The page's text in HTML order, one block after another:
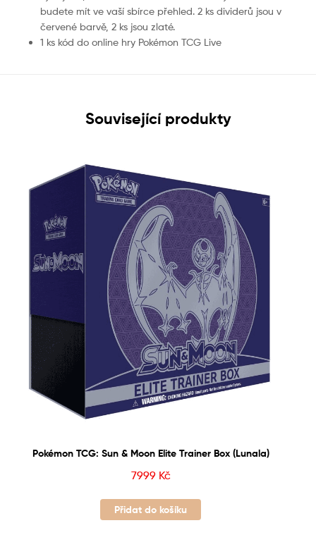
budete mít ve vaší sbírce přehled. 2 ks dividerů jsou v
červené barvě, 2 ks jsou zlaté.
1 ks kód do online hry Pokémon TCG Live
Související produkty
Pokémon TCG: Sun & Moon Elite Trainer Box (Lunala)
7999 Kč
Přidat do košíku